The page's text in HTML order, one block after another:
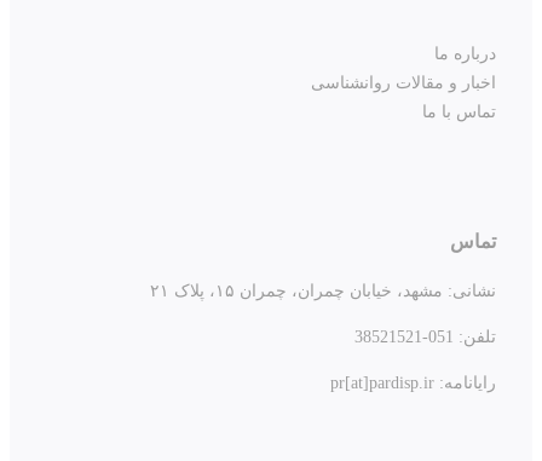
درباره ما
اخبار و مقالات روانشناسی
تماس با ما
تماس
نشانی: مشهد، خیابان چمران، چمران ۱۵، پلاک ۲۱
تلفن: 051-38521521
رایانامه: pr[at]pardisp.ir